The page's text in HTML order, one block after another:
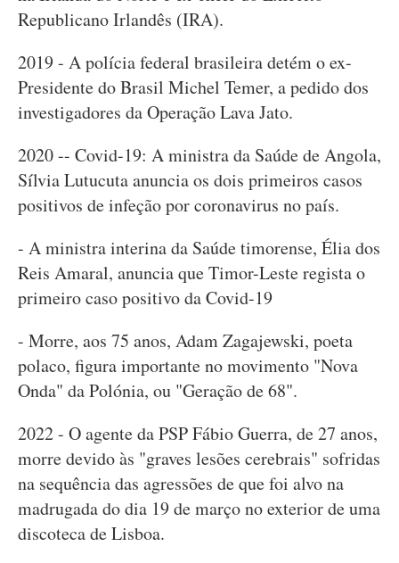
Republicano Irlandês (IRA).
2019 - A polícia federal brasileira detém o ex-
Presidente do Brasil Michel Temer, a pedido dos
investigadores da Operação Lava Jato.
2020 -- Covid-19: A ministra da Saúde de Angola,
Sílvia Lutucuta anuncia os dois primeiros casos
positivos de infeção por coronavirus no país.
- A ministra interina da Saúde timorense, Élia dos
Reis Amaral, anuncia que Timor-Leste regista o
primeiro caso positivo da Covid-19
- Morre, aos 75 anos, Adam Zagajewski, poeta
polaco, figura importante no movimento "Nova
Onda" da Polónia, ou "Geração de 68".
2022 - O agente da PSP Fábio Guerra, de 27 anos,
morre devido às "graves lesões cerebrais" sofridas
na sequência das agressões de que foi alvo na
madrugada do dia 19 de março no exterior de uma
discoteca de Lisboa.